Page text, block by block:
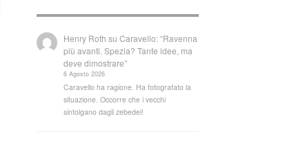
Henry Roth suCaravello: “Ravenna
più avanti. Spezia? Tante idee, ma
deve dimostrare”
6 Agosto 2026
Caravello ha ragione. Ha fotografato la
situazione. Occorre che i vecchi
sintolgano dagli zebedei!